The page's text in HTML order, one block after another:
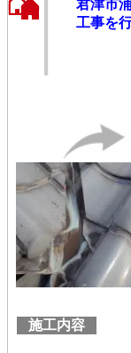
君津市
工事を
施工内容